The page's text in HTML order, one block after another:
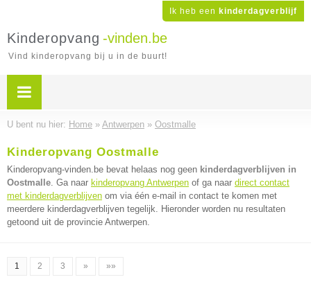
Ik heb een kinderdagverblijf
Kinderopvang -vinden.be
Vind kinderopvang bij u in de buurt!
U bent nu hier: Home » Antwerpen » Oostmalle
Kinderopvang Oostmalle
Kinderopvang-vinden.be bevat helaas nog geen kinderdagverblijven in
Oostmalle. Ga naar kinderopvang Antwerpen of ga naar direct contact
met kinderdagverblijven om via één e-mail in contact te komen met
meerdere kinderdagverblijven tegelijk. Hieronder worden nu resultaten
getoond uit de provincie Antwerpen.
1 2 3 » »»